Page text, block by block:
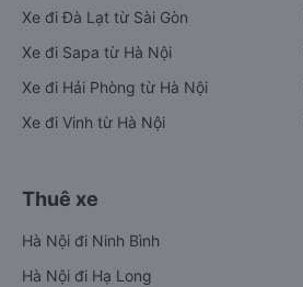
Xe đi Đà Lạt từ Sài Gòn
Xe đi Sapa từ Hà Nội
Xe đi Hải Phòng từ Hà Nội
Xe đi Vinh từ Hà Nội
Thuê xe
Hà Nội đi Ninh Bình
Hà Nội đi Hạ Long